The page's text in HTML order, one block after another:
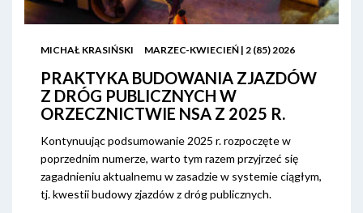
MICHAŁ KRASIŃSKI MARZEC-KWIECIEŃ | 2 (85) 2026
PRAKTYKA BUDOWANIA ZJAZDÓW
Z DRÓG PUBLICZNYCH W
ORZECZNICTWIE NSA Z 2025 R.
Kontynuując podsumowanie 2025 r. rozpoczęte w
poprzednim numerze, warto tym razem przyjrzeć się
zagadnieniu aktualnemu w zasadzie w systemie ciągłym,
tj. kwestii budowy zjazdów z dróg publicznych.